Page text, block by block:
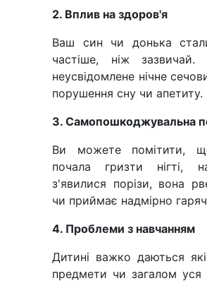
2. Вплив на здоров'я
Ваш син чи донька
частіше, ніж зазвичай.
неусвідомлене нічне
порушення сну чи апетиту.
3. Самопошкоджувальна
Ви можете помітити,
почала гризти нігті,
з'явилися порізи, вона
чи приймає надмірно
4. Проблеми з навчанням
Дитині важко даються
предмети чи загалом уся